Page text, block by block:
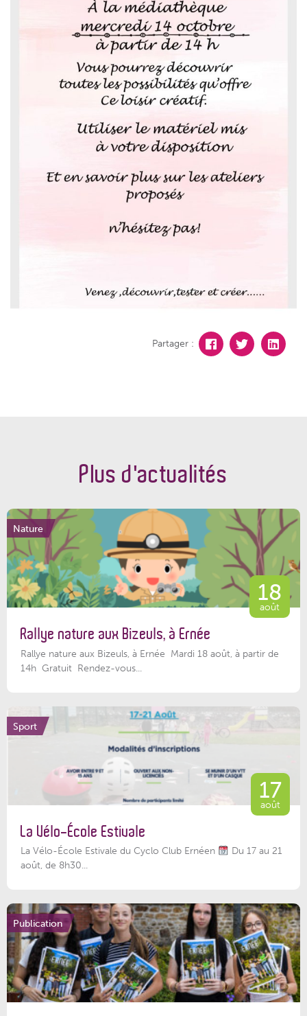
Partager :
Plus d'actualités
Nature
18
août
Rallye nature aux Bizeuls, à Ernée
Rallye nature aux Bizeuls, à Ernée Mardi 18 août, à partir de
14h Gratuit Rendez-vous...
Sport
17
août
La Vélo-École Estivale
La Vélo-École Estivale du Cyclo Club Ernéen
Du 17 au 21
août, de 8h30...
Publication